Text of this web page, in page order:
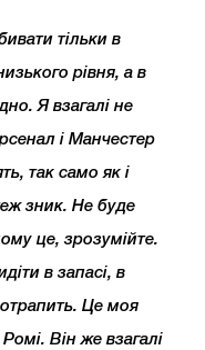
тільки в
рівня, а в
Я взагалі не
і Манчестер
так само як і
зник. Не буде
це, зрозумійте.
в запасі, в
Це моя
Він же взагалі